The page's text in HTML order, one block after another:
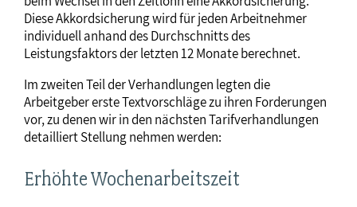
Diese Akkordsicherung wird für jeden Arbeitnehmer
individuell anhand des Durchschnitts des
Leistungsfaktors der letzten 12 Monate berechnet.
Im zweiten Teil der Verhandlungen legten die
Arbeitgeber erste Textvorschläge zu ihren Forderungen
vor, zu denen wir in den nächsten Tarifverhandlungen
detailliert Stellung nehmen werden:
Erhöhte Wochenarbeitszeit